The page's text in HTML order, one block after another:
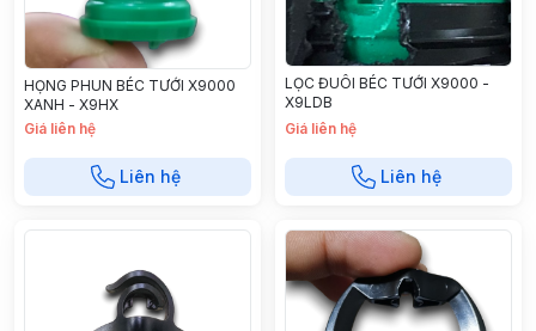
HỌNG PHUN BÉC TƯỚI X9000
XANH - X9HX
Giá liên hệ
Liên hệ
LỌC ĐUÔI BÉC TƯỚI X9000 -
X9LDB
Giá liên hệ
Liên hệ